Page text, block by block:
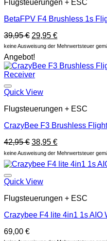
Flugsteuerungen + ESC
BetaFPV F4 Brushless 1s
39,95€ Original
price
was:
39,95 €.
29,95 €Current
price
29,95 €.
keine Ausweisung der Mehrwertsteuer
Angebot!
Quick View
Flugsteuerungen + ESC
CrazyBee F3 Brushless
42,95€ Original
price
was:
42,95 €.
38,95 €Current
price
is:
38,95 €.
keine Ausweisung der Mehrwertsteuer
Quick View
Flugsteuerungen + ESC
Crazybee F4 lite 4in1 1s AIO
69,00 €